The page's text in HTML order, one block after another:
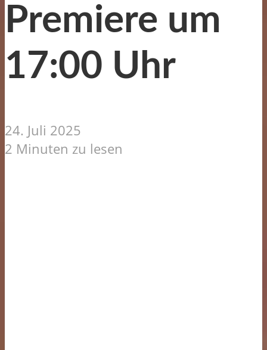
Premiere um
17:00 Uhr
24. Juli 2025
2 Minuten zu lesen